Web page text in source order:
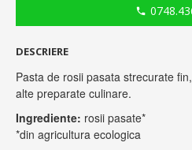
DESCRIERE
Pasta de rosii pasata strecurate
alte preparate culinare.
Ingrediente: rosii pasate*
*din agricultura ecologica